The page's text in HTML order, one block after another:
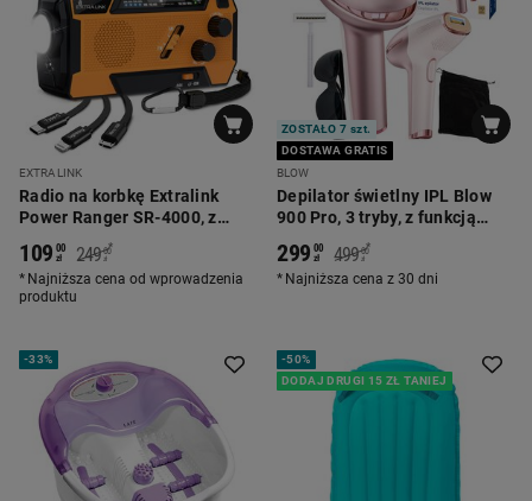
EXTRALINK
Radio na korbkę Extralink
Power Ranger SR-4000, z
powerbankiem i latarką
109 00
zł 249 00
zł
*
Najniższa cena od wprowadzenia
produktu
ZOSTAŁO 7 szt.
DOSTAWA GRATIS
BLOW
Depilator świetlny IPL Blow
900 Pro, 3 tryby, z funkcją
299 00
zł 499 00
zł
*
Najniższa cena z 30 dni
-33% -50%
DODAJ DRUGI 15 ZŁ TANIEJ